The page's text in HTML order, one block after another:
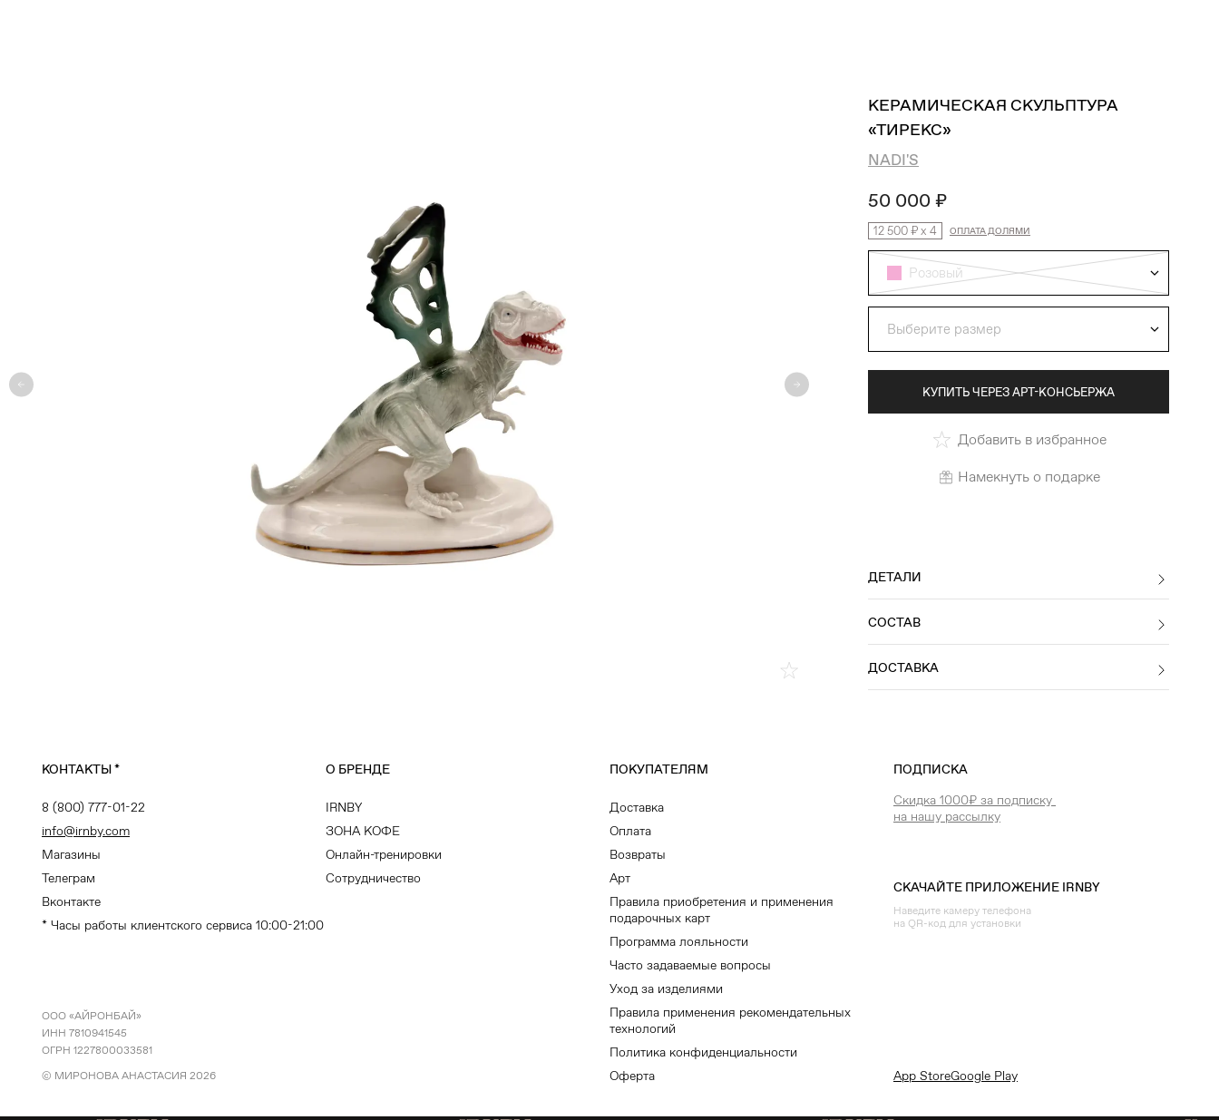
КЕРАМИЧЕСКАЯ СКУЛЬПТУРА
«ТИРЕКС»
NADI'S
50 000 ₽
12 500 ₽x 4 ОПЛАТА ДОЛЯМИ
Розовый
Выберите размер
КУПИТЬ ЧЕРЕЗ АРТ-КОНСЬЕРЖА
Добавить в избранное
Намекнуть о подарке
ДЕТАЛИ
СОСТАВ
ДОСТАВКА
КОНТАКТЫ*
8 (800) 777-01-22
info@irnby.com
Магазины
Телеграм
Вконтакте
* Часы работы клиентского сервиса 10:00-21:00
О БРЕНДЕ
IRNBY
ЗОНА КОФЕ
Онлайн-тренировки
Сотрудничество
ПОКУПАТЕЛЯМ
Доставка
Оплата
Возвраты
Арт
Правила приобретения и применения
подарочных карт
Программа лояльности
Часто задаваемые вопросы
Уход за изделиями
Правила применения рекомендательных
технологий
Политика конфиденциальности
Оферта
ПОДПИСКА
Скидка 1000₽ за подписку
на нашу рассылку
СКАЧАЙТЕ ПРИЛОЖЕНИЕ IRNBY
Наведите камеру телефона
на QR-код для установки
App StoreGoogle Play
ООО «АЙРОНБАЙ»
ИНН 7810941545
ОГРН 1227800033581
© МИРОНОВА АНАСТАСИЯ 2026